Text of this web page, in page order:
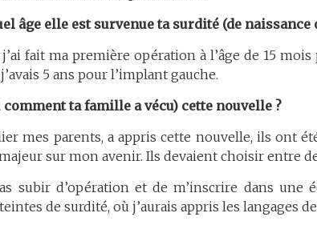
âge elle est survenue ta surdité (de naissance
j’ai fait ma première opération à l’âge de 15
5 ans pour l’implant gauche.
comment ta famille a vécu) cette nouvelle ?
mes parents, a appris cette nouvelle, ils ont
sur mon avenir. Ils devaient choisir entre
subir d’opération et de m’inscrire dans une
de surdité, où j’aurais appris les langages